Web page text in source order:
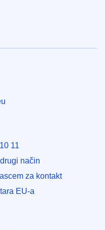
11
način
za kontakt
EU-a